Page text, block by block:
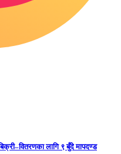
लागि ९ बुँदे मापदण्ड